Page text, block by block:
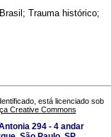
Trauma histórico;
está licenciado sob
Creative Commons
294 - 4 andar